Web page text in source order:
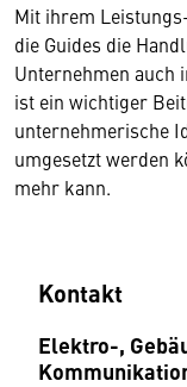
Mit ihrem
die Guides die
Unternehmen auch
ist ein wichtiger
unternehmerische
umgesetzt werden
mehr kann.
Kontakt
Elektro-,